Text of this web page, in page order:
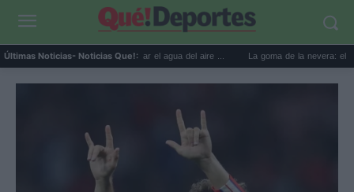
Últimas Noticias- Noticias Que!:
usos prácticos para reutilizar el agua del aire ... La goma de la nevera: el truco